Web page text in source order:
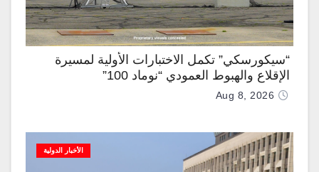
“سيكورسكي” تكمل الاختبارات الأولية لمسيرة
الإقلاع والهبوط العمودي “نوماد 100”
Aug 8, 2026
الأخبار الدولية